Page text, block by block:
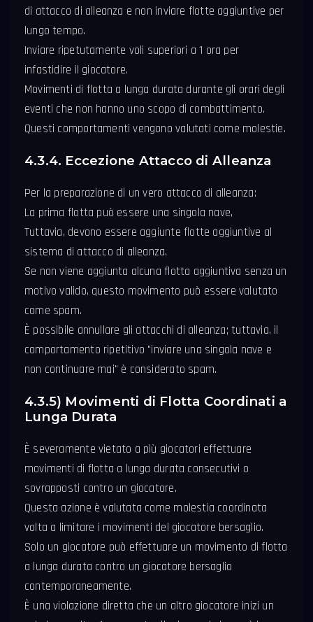
di attacco di alleanza e non inviare flotte aggiuntive per
lungo tempo.
Inviare ripetutamente voli superiori a 1 ora per
infastidire il giocatore.
Movimenti di flotta a lunga durata durante gli orari degli
eventi che non hanno uno scopo di combattimento.
Questi comportamenti vengono valutati come molestie.
4.3.4. Eccezione Attacco di Alleanza
Per la preparazione di un vero attacco di alleanza:
La prima flotta può essere una singola nave,
Tuttavia, devono essere aggiunte flotte aggiuntive al
sistema di attacco di alleanza.
Se non viene aggiunta alcuna flotta aggiuntiva senza un
motivo valido, questo movimento può essere valutato
come spam.
È possibile annullare gli attacchi di alleanza; tuttavia, il
comportamento ripetitivo "inviare una singola nave e
non continuare mai" è considerato spam.
4.3.5) Movimenti di Flotta Coordinati a
Lunga Durata
È severamente vietato a più giocatori effettuare
movimenti di flotta a lunga durata consecutivi o
sovrapposti contro un giocatore.
Questa azione è valutata come molestia coordinata
volta a limitare i movimenti del giocatore bersaglio.
Solo un giocatore può effettuare un movimento di flotta
a lunga durata contro un giocatore bersaglio
contemporaneamente.
È una violazione diretta che un altro giocatore inizi un